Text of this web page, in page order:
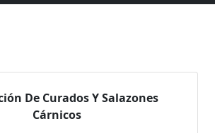
De Curados Y Salazones
Cárnicos